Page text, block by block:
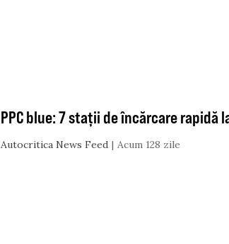
PPC blue: 7 stații de încărcare rapidă
Autocritica News Feed Acum 128 zile